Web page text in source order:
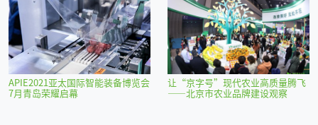
APIE2021亚太国际智能装备博览会
7月青岛荣耀启幕
让“京字号”现代农业高质量腾飞
——北京市农业品牌建设观察